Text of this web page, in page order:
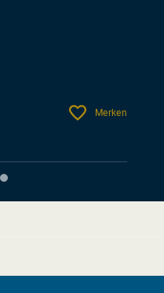
Merken